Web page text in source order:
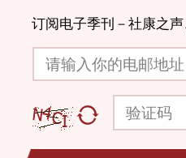
订阅电子季刊－社康之
请输入你的电邮地址
验证码